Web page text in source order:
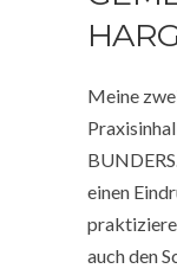
Meine
einen
auch den